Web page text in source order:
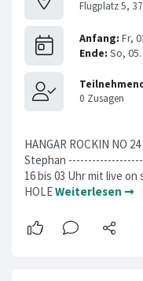
Flugplatz 5,
HANGAR ROCKIN NO
Stephan
16 bis 03 Uhr mit live on
HOLEWeiterlesen ➞